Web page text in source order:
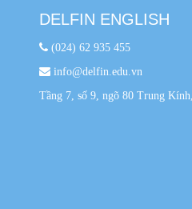
DELFIN ENGLISH
(024) 62 935 455
info@delfin.edu.vn
Tầng 7, số 9, ngõ 80 Trung